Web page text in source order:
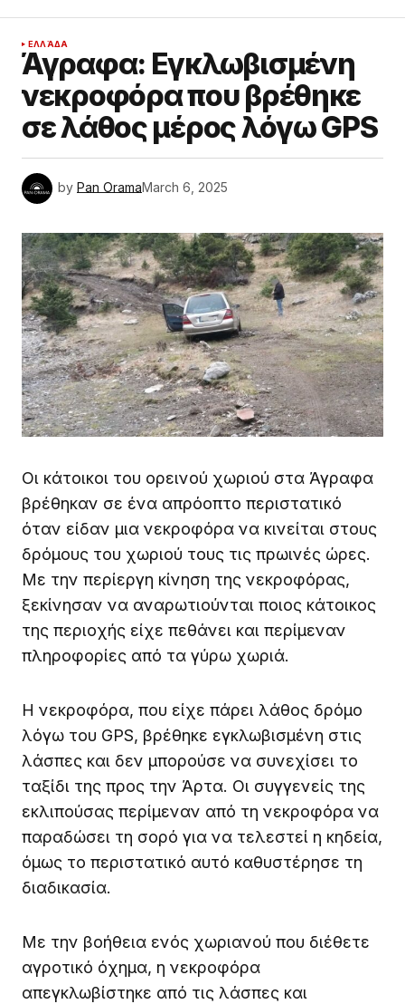
ΕΛΛΆΔΑ
Άγραφα: Εγκλωβισμένη
νεκροφόρα που βρέθηκε
σε λάθος μέρος λόγω GPS
by Pan OramaMarch 6, 2025
Οι κάτοικοι του ορεινού χωριού στα Άγραφα
βρέθηκαν σε ένα απρόοπτο περιστατικό
όταν είδαν μια νεκροφόρα να κινείται στους
δρόμους του χωριού τους τις πρωινές ώρες.
Με την περίεργη κίνηση της νεκροφόρας,
ξεκίνησαν να αναρωτιούνται ποιος κάτοικος
της περιοχής είχε πεθάνει και περίμεναν
πληροφορίες από τα γύρω χωριά.
Η νεκροφόρα, που είχε πάρει λάθος δρόμο
λόγω του GPS, βρέθηκε εγκλωβισμένη στις
λάσπες και δεν μπορούσε να συνεχίσει το
ταξίδι της προς την Άρτα. Οι συγγενείς της
εκλιπούσας περίμεναν από τη νεκροφόρα να
παραδώσει τη σορό για να τελεστεί η κηδεία,
όμως το περιστατικό αυτό καθυστέρησε τη
διαδικασία.
Με την βοήθεια ενός χωριανού που διέθετε
αγροτικό όχημα, η νεκροφόρα
απεγκλωβίστηκε από τις λάσπες και